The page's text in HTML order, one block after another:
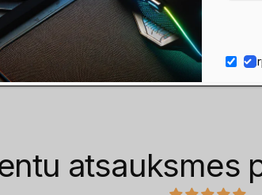
Esiet pirmais, kas uzraksta
Rakstīt atsauksmi
atsauksmes